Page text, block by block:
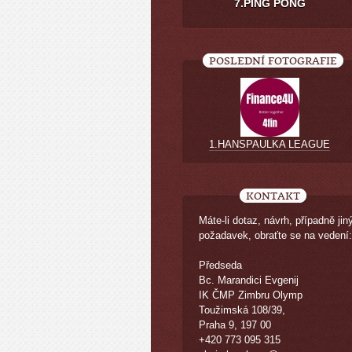
7.PING PONG
POSLEDNÍ FOTOGRAFIE
1.HANSPAULKA LEAGUE
KONTAKT
Máte-li dotaz, návrh, případně
požadavek, obraťte se na vedení:
Předseda
Bc. Marandici Evgenij
IK ČMP Zimbru Olymp
Toužimská 108/39,
Praha 9, 197 00
+420 773 095 315